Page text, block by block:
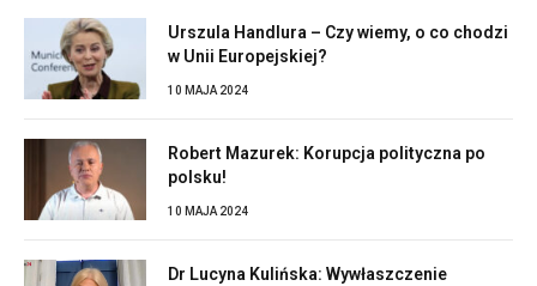
Urszula Handlura – Czy wiemy, o co chodzi
w Unii Europejskiej?
10 MAJA 2024
Robert Mazurek: Korupcja polityczna po
polsku!
10 MAJA 2024
Dr Lucyna Kulińska: Wywłaszczenie